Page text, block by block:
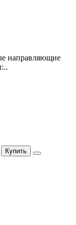
направляющие
Купить